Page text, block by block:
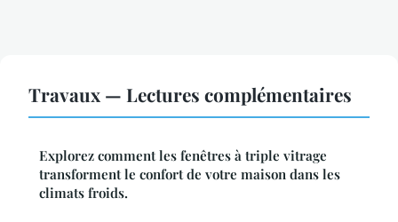
Travaux — Lectures complémentaires
Explorez comment les fenêtres à triple vitrage
transforment le confort de votre maison dans les
climats froids.